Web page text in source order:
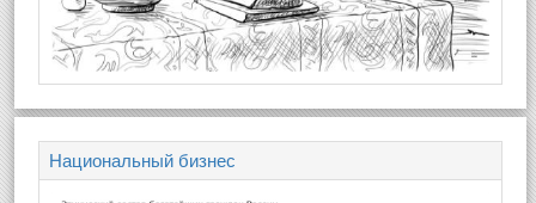
Национальный бизнес